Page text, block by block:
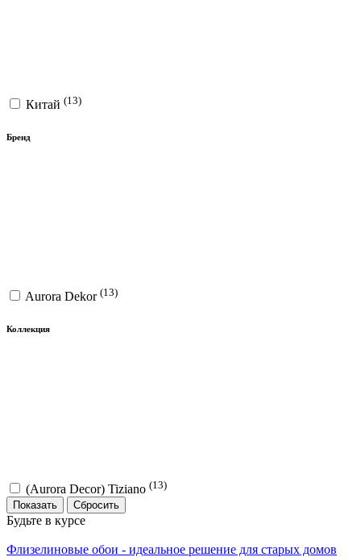
Китай (13)
Бренд
Aurora Dekor (13)
Коллекция
(Aurora Decor) Tiziano (13)
Показать
Будьте в курсе
Флизелиновые обои - идеальное решение для старых домов